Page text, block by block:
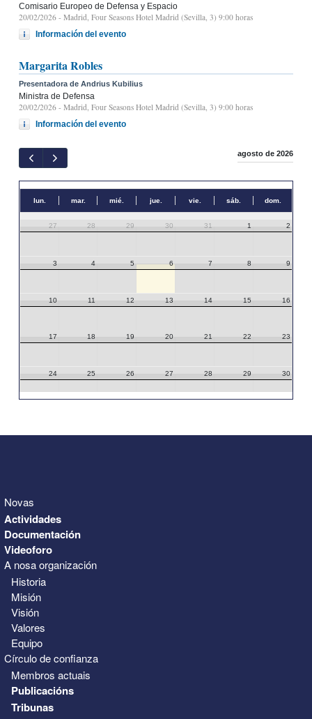
Comisario Europeo de Defensa y Espacio
20/02/2026 - Madrid, Four Seasons Hotel Madrid (Sevilla, 3) 9:00 horas
Información del evento
Margarita Robles
Presentadora de Andrius Kubilius
Ministra de Defensa
20/02/2026 - Madrid, Four Seasons Hotel Madrid (Sevilla, 3) 9:00 horas
Información del evento
agosto de 2026
lun. mar. mié. jue. vie. sáb. dom.
27 28 29 30 31 1 2
3 4 5 6 7 8 9
10 11 12 13 14 15 16
17 18 19 20 21 22 23
24 25 26 27 28 29 30
Novas
Actividades
Documentación
Videoforo
A nosa organización
Historia
Misión
Visión
Valores
Equipo
Círculo de confianza
Membros actuais
Publicacións
Tribunas